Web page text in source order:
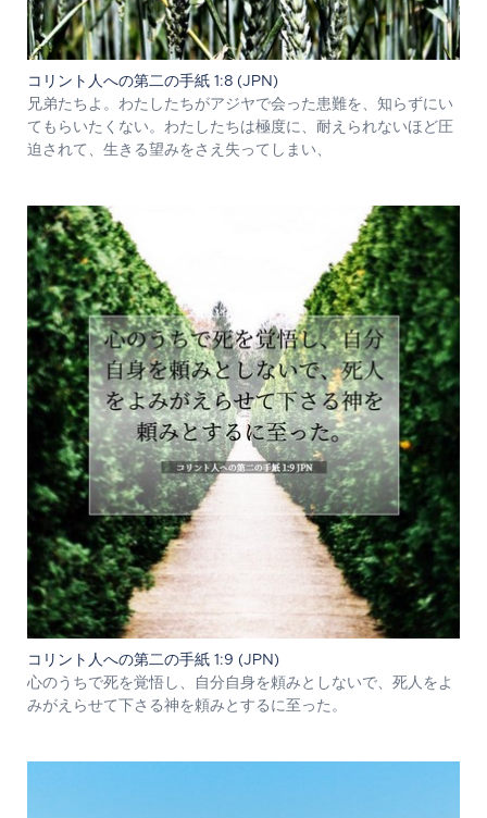
コリント人への第二の手紙 1:8 (JPN)
兄弟たちよ。わたしたちがアジヤで会った患難を、知らずにい
てもらいたくない。わたしたちは極度に、耐えられないほど圧
迫されて、生きる望みをさえ失ってしまい、
コリント人への第二の手紙 1:9 (JPN)
心のうちで死を覚悟し、自分自身を頼みとしないで、死人をよ
みがえらせて下さる神を頼みとするに至った。